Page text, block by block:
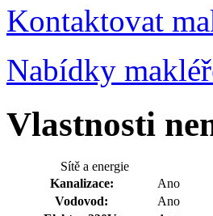
Kontaktovat
Nabídky
Vlastnosti
Sítě a energie
Kanalizace:
Ano
Vodovod:
Ano